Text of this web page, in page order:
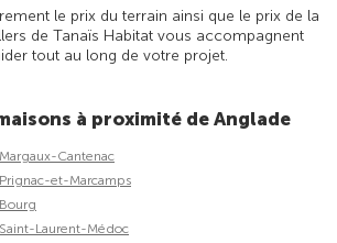
le prix du terrain ainsi que le prix de la
de Tanaïs Habitat vous accompagnent
tout au long de votre projet.
à proximité de Anglade
Cantenac
et-Marcamps
Laurent-Médoc